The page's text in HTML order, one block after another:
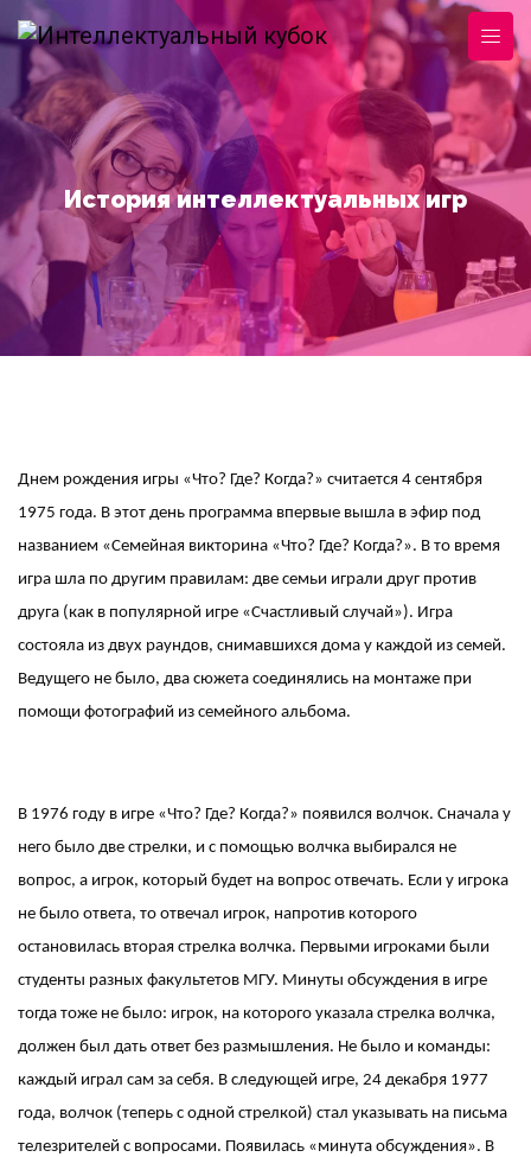
Перейти к основному содержанию
История интеллектуальных игр
Днем рождения игры «Что? Где? Когда?» считается 4 сентября
1975 года. В этот день программа впервые вышла в эфир под
названием «Семейная викторина «Что? Где? Когда?». В то время
игра шла по другим правилам: две семьи играли друг против
друга (как в популярной игре «Счастливый случай»). Игра
состояла из двух раундов, снимавшихся дома у каждой из семей.
Ведущего не было, два сюжета соединялись на монтаже при
помощи фотографий из семейного альбома.
В 1976 году в игре «Что? Где? Когда?» появился волчок. Сначала у
него было две стрелки, и с помощью волчка выбирался не
вопрос, а игрок, который будет на вопрос отвечать. Если у игрока
не было ответа, то отвечал игрок, напротив которого
остановилась вторая стрелка волчка. Первыми игроками были
студенты разных факультетов МГУ. Минуты обсуждения в игре
тогда тоже не было: игрок, на которого указала стрелка волчка,
должен был дать ответ без размышления. Не было и команды:
каждый играл сам за себя. В следующей игре, 24 декабря 1977
года, волчок (теперь с одной стрелкой) стал указывать на письма
телезрителей с вопросами. Появилась «минута обсуждения». В